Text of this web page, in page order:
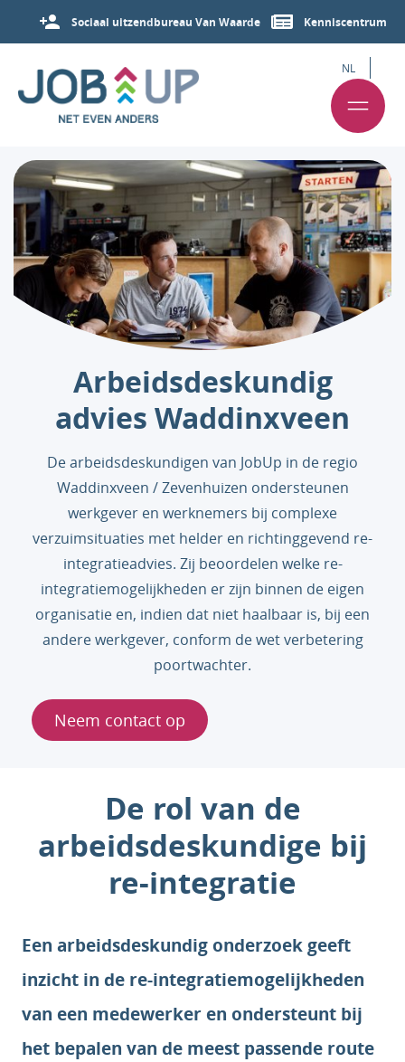
Sociaal uitzendbureau Van Waarde Kenniscentrum
NL
Arbeids­deskundig
advies Waddinxveen
De arbeidsdeskundigen van JobUp in de regio
Waddinxveen / Zevenhuizen ondersteunen
werkgever en werknemers bij complexe
verzuimsituaties met helder en richtinggevend re-
integratieadvies. Zij beoordelen welke re-
integratiemogelijkheden er zijn binnen de eigen
organisatie en, indien dat niet haalbaar is, bij een
andere werkgever, conform de wet verbetering
poortwachter.
Neem contact op
De rol van de
arbeidsdeskundige bij
re-integratie
Een arbeidsdeskundig onderzoek geeft
inzicht in de re-integratiemogelijkheden
van een medewerker en ondersteunt bij
het bepalen van de meest passende route